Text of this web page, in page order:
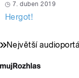
7. duben 2019
Hergot!
Největší